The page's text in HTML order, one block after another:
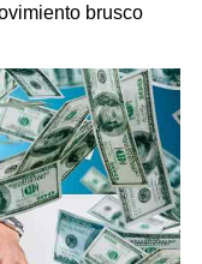
brusco